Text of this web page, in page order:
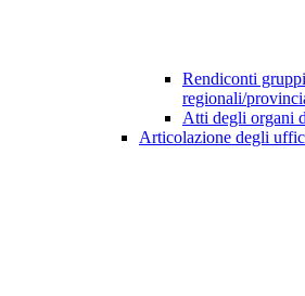
Rendiconti
regionali/
Atti degli organi
Articolazione degli